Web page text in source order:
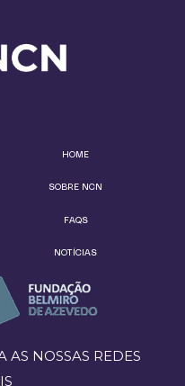
HOME
SOBRE NCN
FAQS
NOTÍCIAS
AS NOSSAS REDES